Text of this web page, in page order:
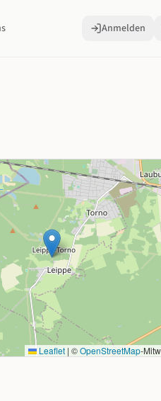
Anmelden
Leaflet | ©OpenStreetMap-